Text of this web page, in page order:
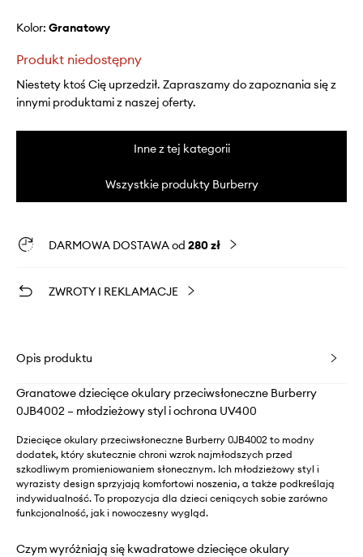
Kolor: granatowy
Produkt niedostępny
Niestety ktoś Cię uprzedził. Zapraszamy do zapoznania się z
innymi produktami z naszej oferty.
Inne z tej kategorii
Wszystkie produkty Burberry
DARMOWA DOSTAWA od 280 zł
ZWROTY I REKLAMACJE
Opis produktu
Granatowe dziecięce okulary przeciwsłoneczne Burberry
0JB4002 – młodzieżowy styl i ochrona UV400
Dziecięce okulary przeciwsłoneczne Burberry 0JB4002 to modny
dodatek, który skutecznie chroni wzrok najmłodszych przed
szkodliwym promieniowaniem słonecznym. Ich młodzieżowy styl i
wyrazisty design sprzyjają komfortowi noszenia, a także podkreślają
indywidualność. To propozycja dla dzieci ceniących sobie zarówno
funkcjonalność, jak i nowoczesny wygląd.
Czym wyróżniają się kwadratowe dziecięce okulary